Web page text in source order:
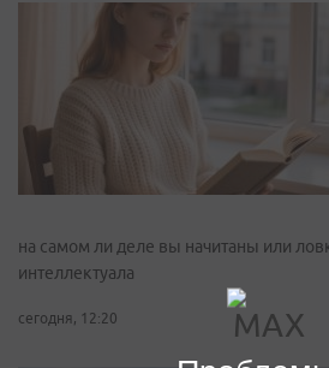
на самом ли деле вы начитаны или
интеллектуала
сегодня, 12:20